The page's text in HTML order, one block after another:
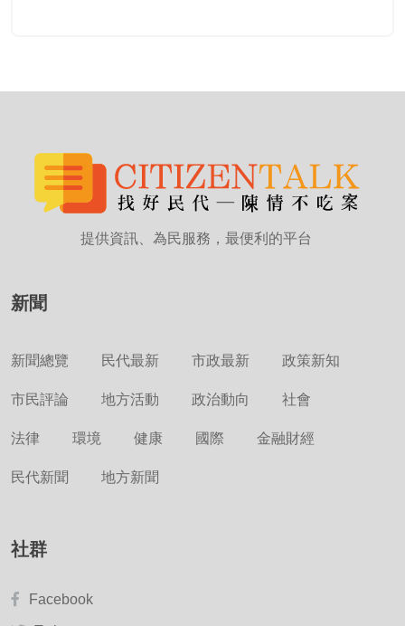
提供資訊、為民服務，最便利的平台
新聞
新聞總覽 民代最新 市政最新 政策新知
市民評論 地方活動 政治動向 社會
法律 環境 健康 國際 金融財經
民代新聞 地方新聞
社群
Facebook